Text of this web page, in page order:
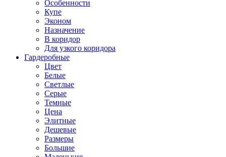
Особенности
Купе
Эконом
Назначение
В коридор
Для узкого коридора
Гардеробные
Цвет
Белые
Светлые
Серые
Темные
Цена
Элитные
Дешевые
Размеры
Большие